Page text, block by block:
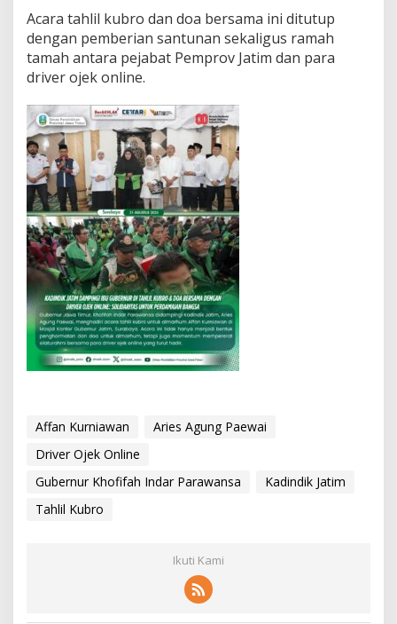
y
a
Acara tahlil kubro dan doa bersama ini ditutup
dengan pemberian santunan sekaligus ramah
tamah antara pejabat Pemprov Jatim dan para
driver ojek online.
Affan Kurniawan
Aries Agung Paewai
Driver Ojek Online
Gubernur Khofifah Indar Parawansa
Kadindik Jatim
Tahlil Kubro
Ikuti Kami